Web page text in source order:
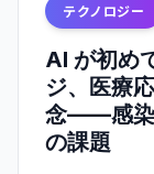
テクノロジー
AI が初め
ジ、医療
念——感染
の課題